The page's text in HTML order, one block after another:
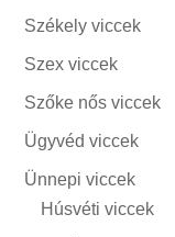
Székely viccek
Szex viccek
Szőke nős viccek
Ügyvéd viccek
Ünnepi viccek
Húsvéti viccek